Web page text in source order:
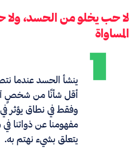
لا حب يخلو من الحسد، ولا
المساواة
ينشأ الحسد عندما
أقل شأنًا من شخصٍ
وفقط في نطاق يؤثر في
مفهومنا عن ذواتنا في
يتعلق بشيء نهتم به.